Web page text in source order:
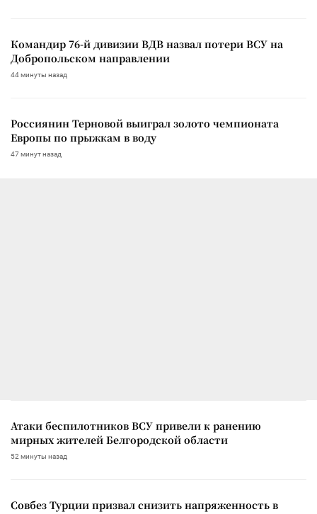
Командир 76-й дивизии ВДВ назвал потери ВСУ на
Добропольском направлении
44 минуты назад
Россиянин Терновой выиграл золото чемпионата
Европы по прыжкам в воду
47 минут назад
Атаки беспилотников ВСУ привели к ранению
мирных жителей Белгородской области
52 минуты назад
Совбез Турции призвал снизить напряженность в